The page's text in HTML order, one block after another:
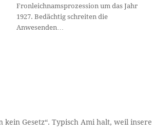
Fronleichnamsprozession um das Jahr
1927. Bedächtig schreiten die
Anwesenden…
Gesetz“. Typisch Ami halt, weil insere